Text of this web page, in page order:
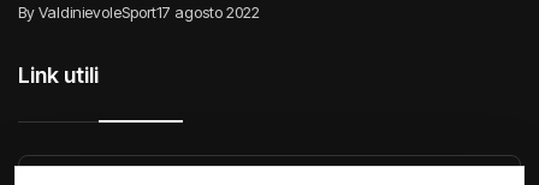
By ValdinievoleSport17 agosto 2022
Link utili